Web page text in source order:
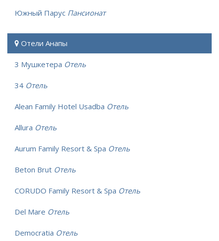
Южный Парус Пансионат
Отели Анапы
3 Мушкетера Отель
34 Отель
Alean Family Hotel Usadba Отель
Allura Отель
Aurum Family Resort & Spa Отель
Beton Brut Отель
CORUDO Family Resort & Spa Отель
Del Mare Отель
Democratia Отель